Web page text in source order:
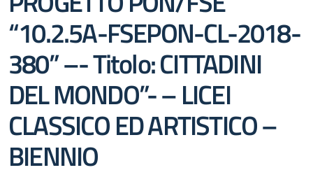
“10.2.5A-FSEPON-CL-2018-
380” –- Titolo: CITTADINI
DEL MONDO”- – LICEI
CLASSICO ED ARTISTICO –
BIENNIO